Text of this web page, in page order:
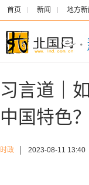
首页 新闻 地方新
习言道｜
中国特色？
时政 2023-08-11 13:40